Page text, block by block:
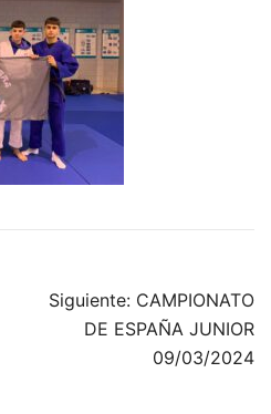
Siguiente: CAMPIONATO
DE ESPAÑA JUNIOR
09/03/2024